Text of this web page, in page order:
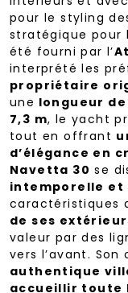
pour le styling
stratégique pour
été fourni par l’
interprété les
propriétaire
une longueur
7,3 m, le yacht
tout en offrant
d’élégance en
Navetta 30 se
intemporelle et
caractéristiques
de ses
valeur par des
vers l’avant.
authentique
accueillir toute